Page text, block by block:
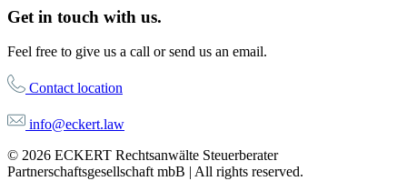
Get in touch with us.
Feel free to give us a call or send us an email.
Contact location
info@eckert.law
© 2026 ECKERT Rechtsanwälte Steuerberater
Partnerschaftsgesellschaft mbB | All rights reserved.